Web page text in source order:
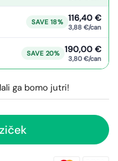
SAVE 18% 116,40 €
3,88 €/can
SAVE 20% 190,00 €
3,80 €/can
ga bomo jutri!